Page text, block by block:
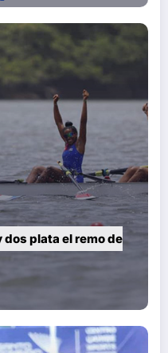
dos plata el remo de